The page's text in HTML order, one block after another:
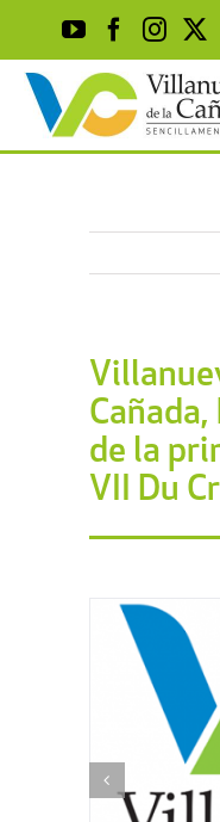
content
YouTubeFacebook
X
de la
VII Du